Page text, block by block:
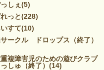
しぇ (5)
っと(228)
すて(10)
ークル ドロップス（終了）
複障害児のための遊びクラブ
しゅ（終了） (14)